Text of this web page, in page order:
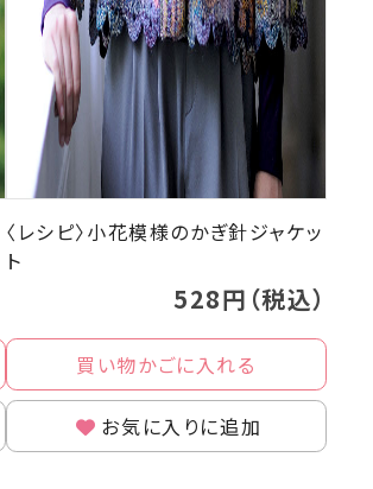
〈レシピ〉小花模様のかぎ針ジャケッ
ト
528円（税込）
買い物かごに入れる
お気に入りに追加